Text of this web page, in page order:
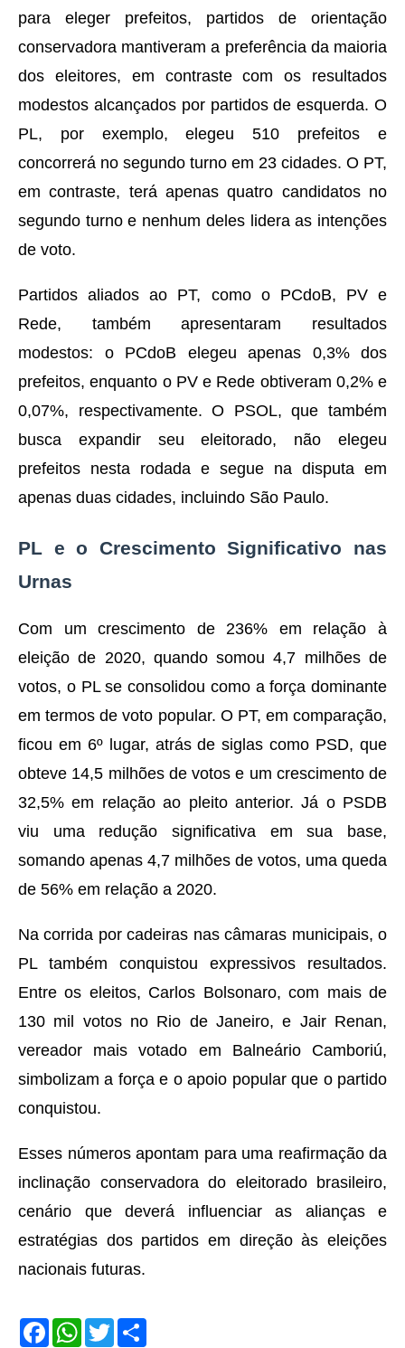
para eleger prefeitos, partidos de orientação
conservadora mantiveram a preferência da maioria
dos eleitores, em contraste com os resultados
modestos alcançados por partidos de esquerda. O
PL, por exemplo, elegeu 510 prefeitos e
concorrerá no segundo turno em 23 cidades. O PT,
em contraste, terá apenas quatro candidatos no
segundo turno e nenhum deles lidera as intenções
de voto.
Partidos aliados ao PT, como o PCdoB, PV e
Rede, também apresentaram resultados
modestos: o PCdoB elegeu apenas 0,3% dos
prefeitos, enquanto o PV e Rede obtiveram 0,2% e
0,07%, respectivamente. O PSOL, que também
busca expandir seu eleitorado, não elegeu
prefeitos nesta rodada e segue na disputa em
apenas duas cidades, incluindo São Paulo.
PL e o Crescimento Significativo nas
Urnas
Com um crescimento de 236% em relação à
eleição de 2020, quando somou 4,7 milhões de
votos, o PL se consolidou como a força dominante
em termos de voto popular. O PT, em comparação,
ficou em 6º lugar, atrás de siglas como PSD, que
obteve 14,5 milhões de votos e um crescimento de
32,5% em relação ao pleito anterior. Já o PSDB
viu uma redução significativa em sua base,
somando apenas 4,7 milhões de votos, uma queda
de 56% em relação a 2020.
Na corrida por cadeiras nas câmaras municipais, o
PL também conquistou expressivos resultados.
Entre os eleitos, Carlos Bolsonaro, com mais de
130 mil votos no Rio de Janeiro, e Jair Renan,
vereador mais votado em Balneário Camboriú,
simbolizam a força e o apoio popular que o partido
conquistou.
Esses números apontam para uma reafirmação da
inclinação conservadora do eleitorado brasileiro,
cenário que deverá influenciar as alianças e
estratégias dos partidos em direção às eleições
nacionais futuras.
F
a
W
h
T
w